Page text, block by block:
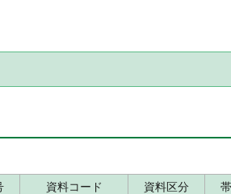
資料コード 資料区分